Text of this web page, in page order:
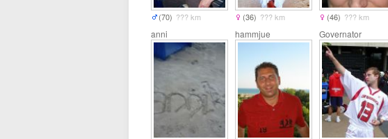
(70) ??? km (36) ??? km (46) ??? km
anni hammjue Governator